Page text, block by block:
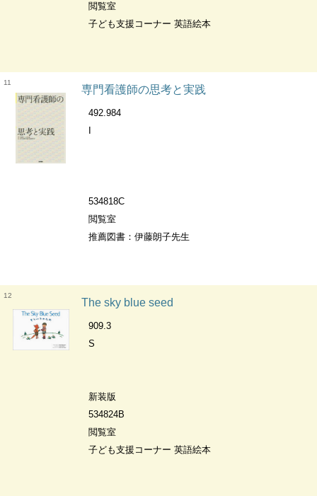
閲覧室
子ども支援コーナー 英語絵本
11
専門看護師の思考と実践
492.984
534818C
閲覧室
推薦図書：伊藤朗子先生
12
The sky blue seed
909.3
S
新装版
534824B
閲覧室
子ども支援コーナー 英語絵本